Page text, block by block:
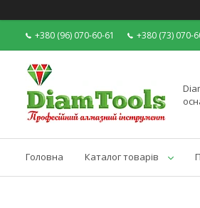
+380 (96) 070-60-61 +380 (73) 070-
Головна Каталог товарів